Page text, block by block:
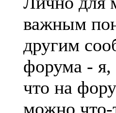
важным
другим
форума - я,
что на
можно что-